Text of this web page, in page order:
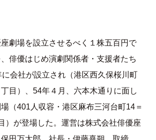
劇場を設立させるべく１株五百円で
俳優はじめ演劇関係者・支援者たち
会社が設立され（港区西久保桜川町
目）、54年４月、六本木通りに面し
（401人収容・港区麻布三河台町14＝
）が登場した。運営は株式会社俳優座